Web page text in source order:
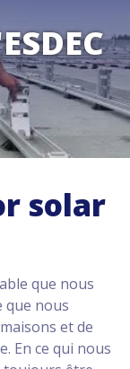
solar
que nous
que nous
et de
En ce qui nous